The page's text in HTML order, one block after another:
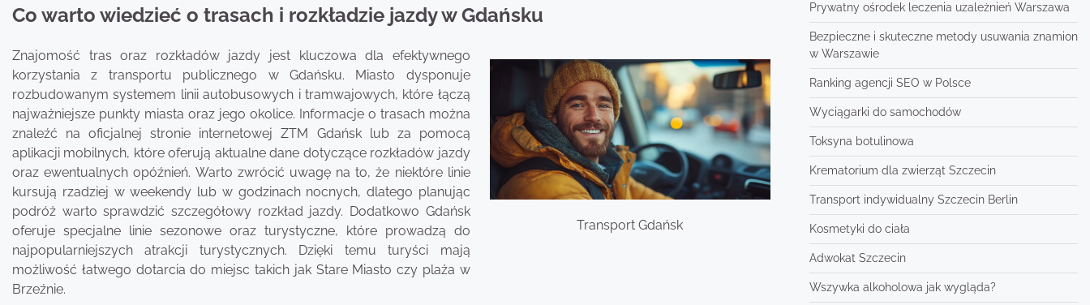
Co warto wiedzieć o trasach i rozkładzie jazdy w Gdańsku
Transport Gdańsk
Znajomość tras oraz rozkładów jazdy jest kluczowa dla efektywnego
korzystania z transportu publicznego w Gdańsku. Miasto dysponuje
rozbudowanym systemem linii autobusowych i tramwajowych, które łączą
najważniejsze punkty miasta oraz jego okolice. Informacje o trasach można
znaleźć na oficjalnej stronie internetowej ZTM Gdańsk lub za pomocą
aplikacji mobilnych, które oferują aktualne dane dotyczące rozkładów jazdy
oraz ewentualnych opóźnień. Warto zwrócić uwagę na to, że niektóre linie
kursują rzadziej w weekendy lub w godzinach nocnych, dlatego planując
podróż warto sprawdzić szczegółowy rozkład jazdy. Dodatkowo Gdańsk
oferuje specjalne linie sezonowe oraz turystyczne, które prowadzą do
najpopularniejszych atrakcji turystycznych. Dzięki temu turyści mają
możliwość łatwego dotarcia do miejsc takich jak Stare Miasto czy plaża w
Brzeźnie.
Prywatny ośrodek leczenia uzależnień Warszawa
Bezpieczne i skuteczne metody usuwania znamion
w Warszawie
Ranking agencji SEO w Polsce
Wyciągarki do samochodów
Toksyna botulinowa
Krematorium dla zwierząt Szczecin
Transport indywidualny Szczecin Berlin
Kosmetyki do ciała
Adwokat Szczecin
Wszywka alkoholowa jak wygląda?